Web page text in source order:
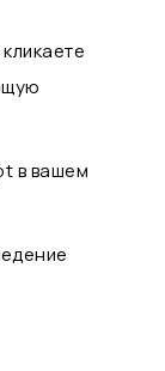
в вашем